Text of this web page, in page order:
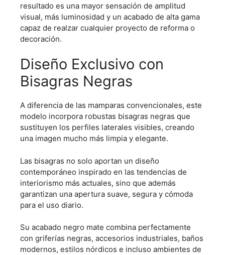
resultado es una mayor sensación de amplitud
visual, más luminosidad y un acabado de alta gama
capaz de realzar cualquier proyecto de reforma o
decoración.
Diseño Exclusivo con
Bisagras Negras
A diferencia de las mamparas convencionales, este
modelo incorpora robustas bisagras negras que
sustituyen los perfiles laterales visibles, creando
una imagen mucho más limpia y elegante.
Las bisagras no solo aportan un diseño
contemporáneo inspirado en las tendencias de
interiorismo más actuales, sino que además
garantizan una apertura suave, segura y cómoda
para el uso diario.
Su acabado negro mate combina perfectamente
con griferías negras, accesorios industriales, baños
modernos, estilos nórdicos e incluso ambientes de